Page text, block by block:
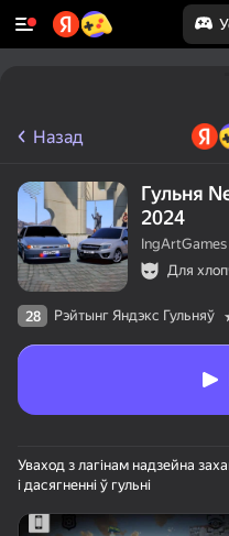
Назад
Гульня
2024
IngArtGames
Для
28 Рэйтынг Яндэкс Гульняў
Уваход з лагінам надзейна
і дасягненні ў гульні